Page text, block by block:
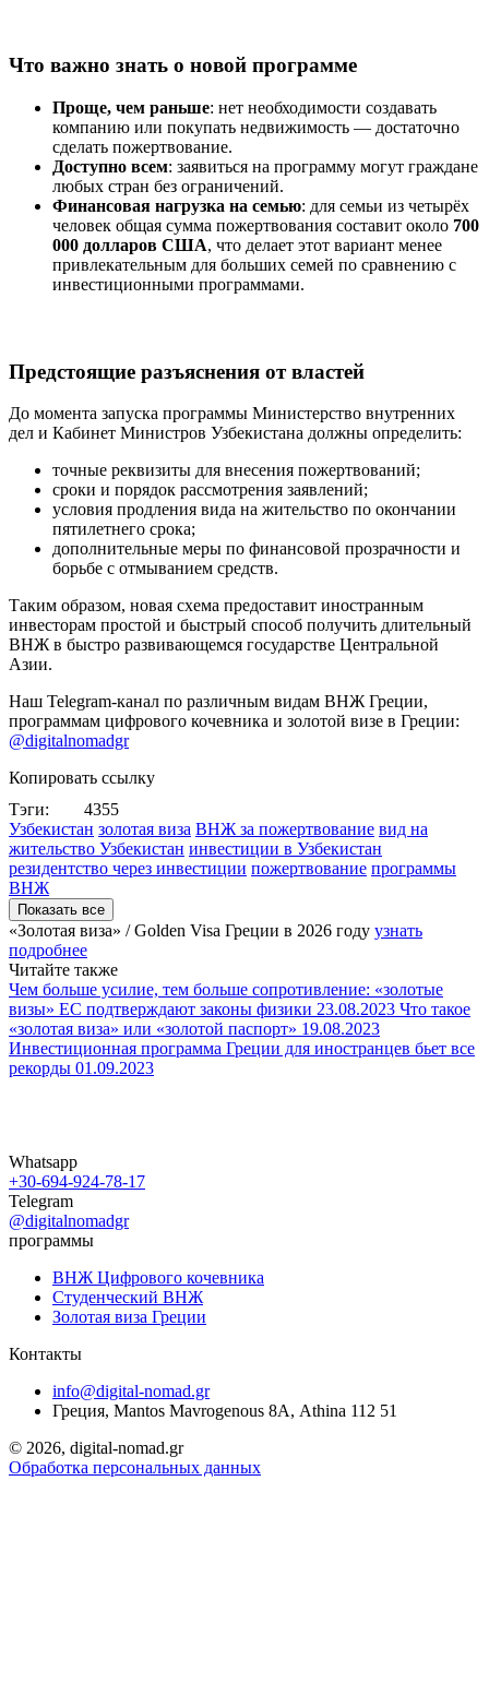
Что важно знать о новой программе
Проще, чем раньше: нет необходимости создавать
компанию или покупать недвижимость — достаточно
сделать пожертвование.
Доступно всем: заявиться на программу могут граждане
любых стран без ограничений.
Финансовая нагрузка на семью: для семьи из четырёх
человек общая сумма пожертвования составит около 700
000 долларов США, что делает этот вариант менее
привлекательным для больших семей по сравнению с
инвестиционными программами.
Предстоящие разъяснения от властей
До момента запуска программы Министерство внутренних
дел и Кабинет Министров Узбекистана должны определить:
точные реквизиты для внесения пожертвований;
сроки и порядок рассмотрения заявлений;
условия продления вида на жительство по окончании
пятилетнего срока;
дополнительные меры по финансовой прозрачности и
борьбе с отмыванием средств.
Таким образом, новая схема предоставит иностранным
инвесторам простой и быстрый способ получить длительный
ВНЖ в быстро развивающемся государстве Центральной
Азии.
Наш Telegram-канал по различным видам ВНЖ Греции,
программам цифрового кочевника и золотой визе в Греции:
@digitalnomadgr
Копировать ссылку
Тэги:
4355
Узбекистан золотая виза ВНЖ за пожертвование вид на
жительство Узбекистан инвестиции в Узбекистан
резидентство через инвестиции пожертвование программы
ВНЖ
Показать все
«Золотая виза» / Golden Visa Греции в 2026 году узнать
подробнее
Читайте также
Чем больше усилие, тем больше сопротивление: «золотые
визы» ЕС подтверждают законы физики 23.08.2023 Что такое
«золотая виза» или «золотой паспорт» 19.08.2023
Инвестиционная программа Греции для иностранцев бьет все
рекорды 01.09.2023
Whatsapp
+30-694-924-78-17
Telegram
@digitalnomadgr
программы
ВНЖ Цифрового кочевника
Студенческий ВНЖ
Золотая виза Греции
Контакты
info@digital-nomad.gr
Греция, Mantos Mavrogenous 8Α, Athina 112 51
© 2026, digital-nomad.gr
Обработка персональных данных